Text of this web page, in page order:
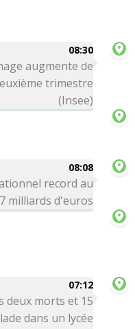
08:30
augmente de
trimestre
(Insee)
08:08
record au
milliards d'euros
07:12
deux morts et 15
dans un lycée